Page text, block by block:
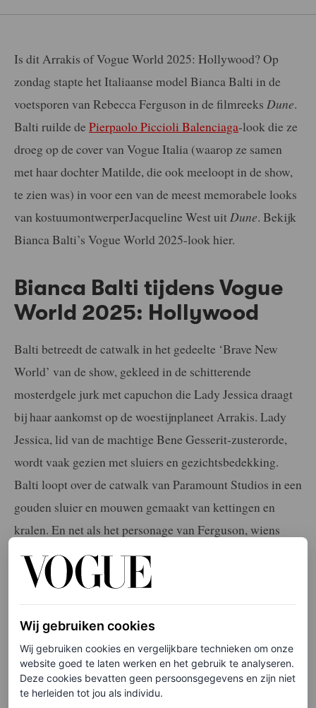
Is dit Arrakis of Vogue World 2025: Hollywood? Op
zondag stapte het Italiaanse model Bianca Balti in de
voetsporen van Rebecca Ferguson in de filmreeks Dune.
Balti ruilde de Pierpaolo Piccioli Balenciaga-look die ze
droeg op de cover van Vogue Italia (waarop ze samen
met haar dochter Matilde, die ook meeloopt in de show,
te zien was) in voor een van de meest memorabele looks
van kostuumontwerperJacqueline West uit Dune. Bekijk
Bianca Balti’s Vogue World 2025-look hier.
Bianca Balti tijdens Vogue
World 2025: Hollywood
Balti betreedt de catwalk in het gedeelte ‘Brave New
World’ van de show, gekleed in de schitterende
mosterdgele jurk met capuchon die Lady Jessica draagt
bij haar aankomst op de woestijnplaneet Arrakis. Lady
Jessica, lid van de machtige Bene Gesserit-zusterorde,
wordt vaak gezien met sluiers en gezichtsbedekking.
Balti loopt over de catwalk van Paramount Studios in een
gouden sluier en mouwen gemaakt van kettingen en
kralen. En net als het personage van Ferguson, wiens
gespleten sleep wordt gedragen door hofdames, wordt
Balti ook gevolgd door modellen die haar
Elke week onze beste artikelen in je inbox?
Schrijf je hier in voor de Vogue-nieuwsbrief
Wij gebruiken cookies
Wij gebruiken cookies en vergelijkbare technieken om onze
website goed te laten werken en het gebruik te analyseren.
Deze cookies bevatten geen persoonsgegevens en zijn niet
te herleiden tot jou als individu.